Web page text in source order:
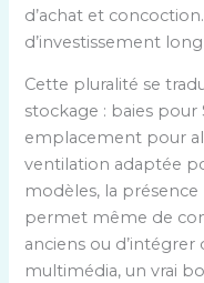
d’achat et
d’investissement
Cette pluralité se
stockage : baies pour
emplacement pour
ventilation adaptée
modèles, la présence
permet même de
anciens ou
multimédia, un vrai